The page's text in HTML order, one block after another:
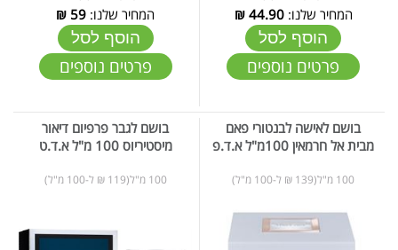
המחיר שלנו:44.90
₪
הוסף לסל
פרטים נוספים
המחיר שלנו: 59
₪
הוסף לסל
פרטים נוספים
בושם לאישה לבנטורי פאם
מבית אל חרמאין 100מ"ל א.ד.פ
100 מ"ל(139 ₪ ל-100 מ"ל)
בושם לגבר פרפיום דיאור
מיסטיריוס 100 מ"ל א.ד.ט
100 מ"ל(119 ₪ ל-100 מ"ל)